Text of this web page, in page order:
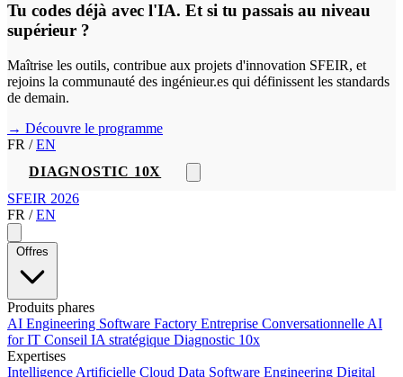
Tu codes déjà avec l'IA. Et si tu passais au niveau
supérieur ?
Maîtrise les outils, contribue aux projets d'innovation SFEIR, et
rejoins la communauté des ingénieur.es qui définissent les standards
de demain.
→ Découvre le programme
FR / EN
DIAGNOSTIC 10X
SFEIR 2026
FR / EN
Offres
Produits phares
AI Engineering Software Factory Entreprise Conversationnelle AI
for IT Conseil IA stratégique Diagnostic 10x
Expertises
Intelligence Artificielle Cloud Data Software Engineering Digital